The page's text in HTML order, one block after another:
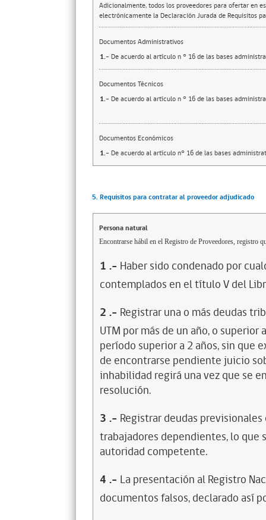
Adicionalmente, todos los proveedores para ofertar en
electrónicamente la Declaración Jurada de Requisitos
Documentos Administrativos
1.- De acuerdo al artículo n ° 16 de las bases
Documentos Técnicos
1.- De acuerdo al artículo n ° 16 de las bases
Documentos Económicos
1.- De acuerdo al artículo n° 16 de las bases
5. Requisitos para contratar al proveedor adjudicado
Persona natural
Encontrarse hábil en el Registro de Proveedores, registro
1 .- Haber sido condenado por
contemplados en el título V del
2 .- Registrar una o más deudas
UTM por más de un año, o
período superior a 2 años, sin que
de encontrarse pendiente juicio
inhabilidad regirá una vez que se
resolución.
3 .- Registrar deudas
trabajadores dependientes, lo
autoridad competente.
4 .- La presentación al Registro
documentos falsos, declarado así